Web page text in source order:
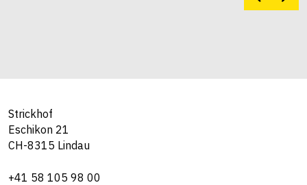
Strickhof
Eschikon 21
CH-8315 Lindau
+41 58 105 98 00